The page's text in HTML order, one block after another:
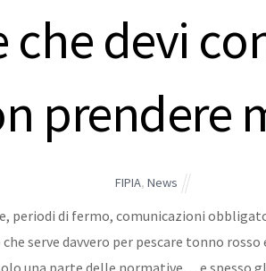
che devi
prendere
FIPIA,News
periodi di fermo, comunicazioni
serve davvero per pescare tonno